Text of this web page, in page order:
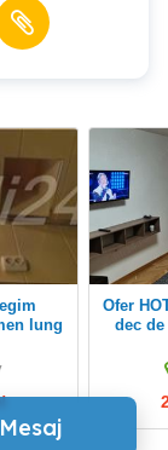
Mesaj
lung
Ofer HOTELIER ap 2 cam
dec